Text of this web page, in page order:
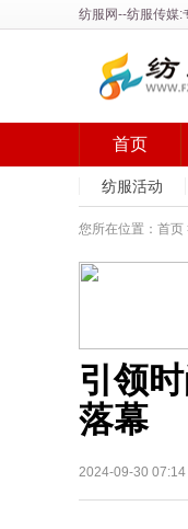
纺服网--纺服传媒:
首页
纺服活动
您所在位置： 首页
引领
落幕
2024-09-30